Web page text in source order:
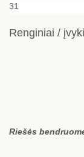
31
Renginiai /
Riešės